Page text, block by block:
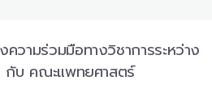
วามร่วมมือทางวิชาการระหว่าง
กับ คณะแพทยศาสตร์